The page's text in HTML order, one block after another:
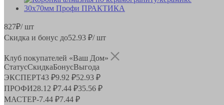
827₽/ шт
Скидка и бонус до52.93 ₽/ шт
Клуб покупателей «Ваш Дом»
СтатусСкидкаБонусВыгода
ЭКСПЕРТ43 ₽9.92 ₽52.93 ₽
ПРОФИ28.12 ₽7.44 ₽35.56 ₽
МАСТЕР-7.44 ₽7.44 ₽